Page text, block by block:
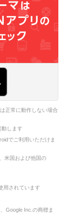
正常に動作しない場合
動します
でご利用いただけま
米国および他国の
用されています
Google Inc.の商標ま